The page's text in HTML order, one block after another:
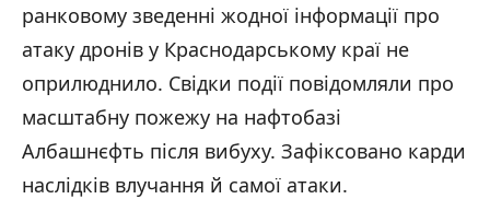
ранковому зведенні жодної інформації про
атаку дронів у Краснодарському краї не
оприлюднило. Свідки події повідомляли про
масштабну пожежу на нафтобазі
Албашнєфть після вибуху. Зафіксовано карди
наслідків влучання й самої атаки.